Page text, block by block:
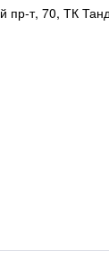
пр-т, 70, ТК